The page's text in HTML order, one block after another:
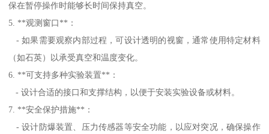
保在暂停操作时能够长时间保持真空。
5. **观测窗口**：
- 如果需要观察内部过程，可设计透明的视窗，通常使用特定材料
（如石英）以承受真空和温度变化。
6. **可支持多种实验装置**：
- 设计合适的接口和支撑结构，以便于安装实验设备或材料。
7. **安全保护措施**：
- 设计防爆装置、压力传感器等安全功能，以应对突况，确保操作